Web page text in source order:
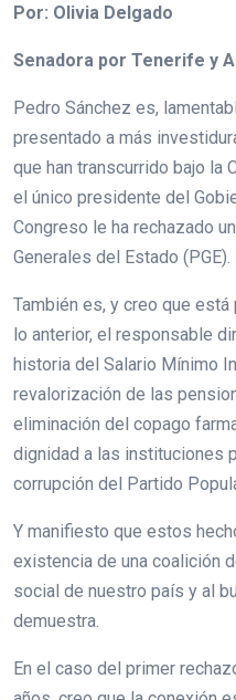
Por: Olivia Delgado
Senadora por Tenerife y
Pedro Sánchez es,
presentado a más
que han transcurrido bajo la
el único presidente del
Congreso le ha rechazado
Generales del Estado (PGE).
También es, y creo que
lo anterior, el responsable
historia del Salario Mínimo
revalorización de las
eliminación del copago
dignidad a las instituciones
corrupción del Partido
Y manifiesto que estos
existencia de una coalición
social de nuestro país y al
demuestra.
En el caso del primer